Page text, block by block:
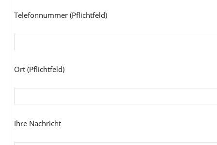
Telefonnummer (Pflichtfeld)
Ort (Pflichtfeld)
Ihre Nachricht